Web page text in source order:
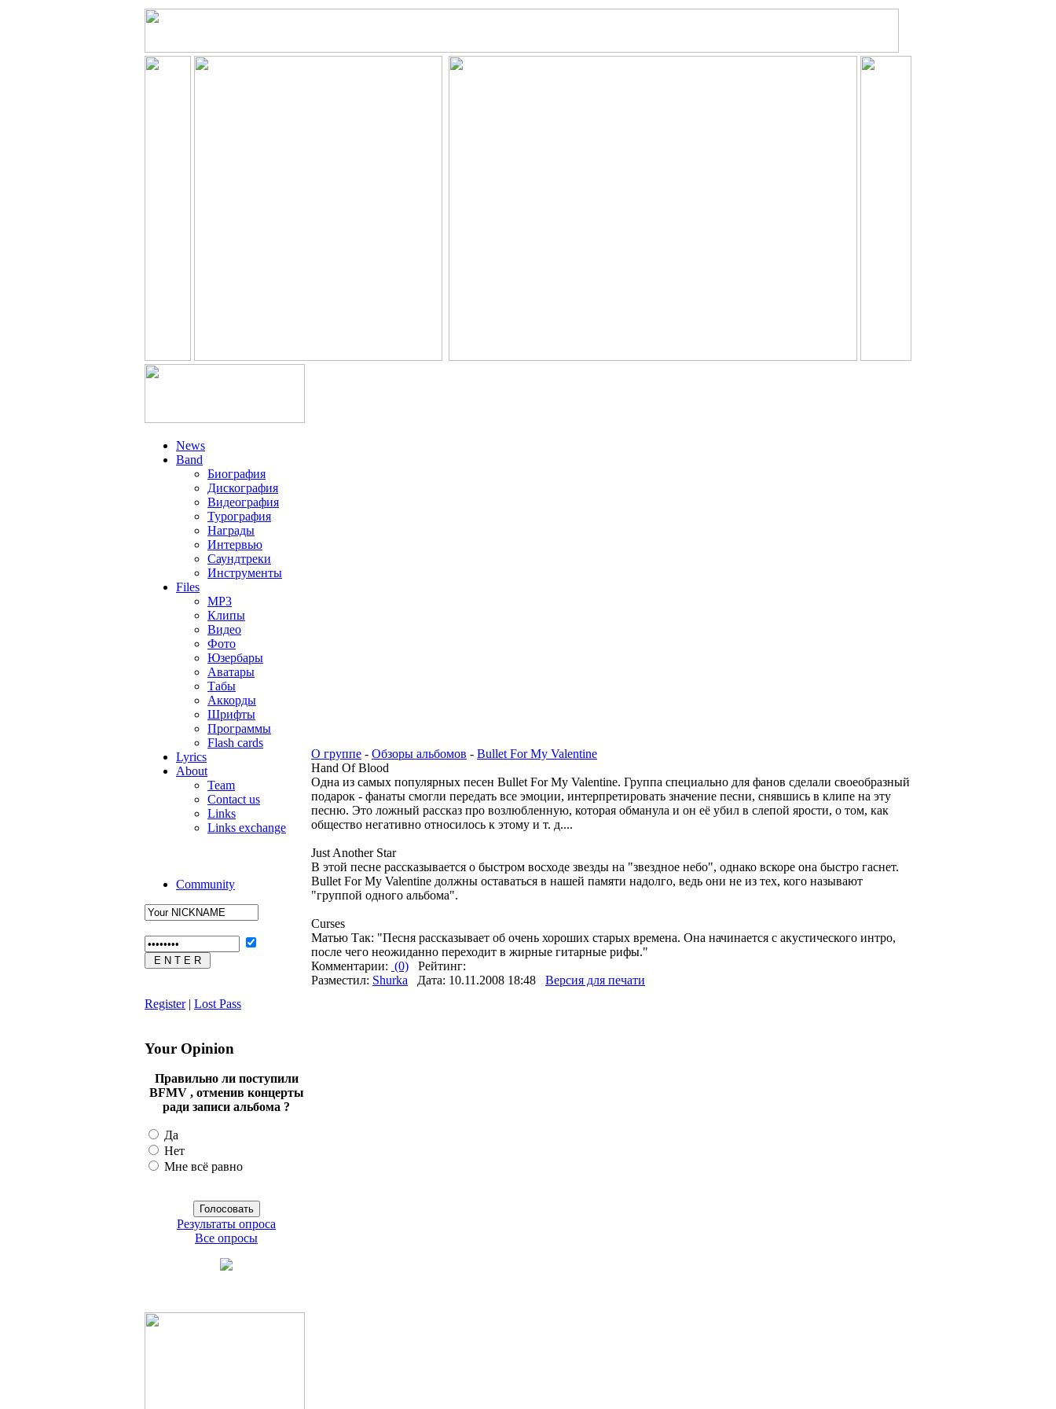
News
Band
Биография
Дискография
Видеография
Турография
Награды
Интервью
Саундтреки
Инструменты
Files
MP3
Клипы
Видео
Фото
Юзербары
Аватары
Табы
Аккорды
Шрифты
Программы
Flash cards
Lyrics
About
Team
Contact us
Links
Links exchange
Community
Register| Lost Pass
Your Opinion
Правильно ли поступили
BFMV , отменив концерты
ради записи альбома ?
Да
Нет
Мне всё равно
Результаты опроса
Все опросы
О группе - Обзоры альбомов - Bullet For My Valentine
Hand Of Blood
Одна из самых популярных песен Bullet For My Valentine. Группа специально для фанов сделали своеобразный
подарок - фанаты смогли передать все эмоции, интерпретировать значение песни, снявшись в клипе на эту
песню. Это ложный рассказ про возлюбленную, которая обманула и он её убил в слепой ярости, о том, как
общество негативно относилось к этому и т. д....
Just Another Star
В этой песне рассказывается о быстром восходе звезды на "звездное небо", однако вскоре она быстро гаснет.
Bullet For My Valentine должны оставаться в нашей памяти надолго, ведь они не из тех, кого называют
"группой одного альбома".
Curses
Матью Так: "Песня рассказывает об очень хороших старых времена. Она начинается с акустического интро,
после чего неожиданно переходит в жирные гитарные рифы."
Комментарии: (0) Рейтинг:
Разместил: Shurka Дата: 10.11.2008 18:48 Версия для печати